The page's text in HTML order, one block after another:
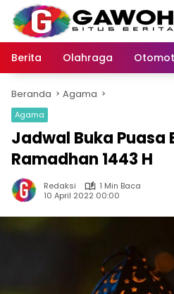
Langsung
konten
Berita
Olahraga
Beranda Agama
Agama
Jadwal Buka Puasa
Ramadhan 1443 H
Redaksi
1 Min Baca
10 April 2022 00:00